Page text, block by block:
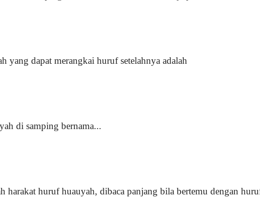
yang dapat merangkai huruf setelahnya adalah
di samping bernama...
harakat huruf huauyah, dibaca panjang bila bertemu dengan